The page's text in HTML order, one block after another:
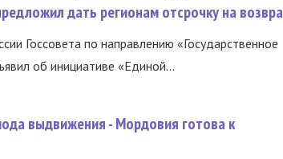
дать регионам отсрочку на возвра
Госсовета по направлению «Государственное
об инициативе «Единой...
выдвижения - Мордовия готова к